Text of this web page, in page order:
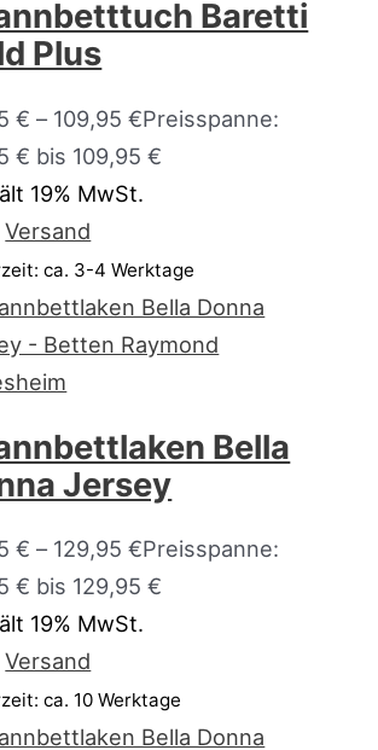
Baretti
Plus
€ – 109,95€Preisspanne:
€ bis 109,95 €
19% MwSt.
Versand
ca. 3-4 Werktage
Bella
Jersey
€ – 129,95€Preisspanne:
€ bis 129,95 €
19% MwSt.
Versand
ca. 10 Werktage